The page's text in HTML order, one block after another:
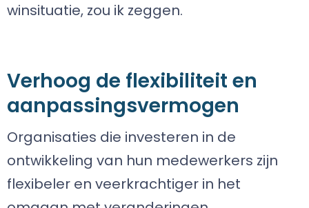
winsituatie, zou ik zeggen.
Verhoog de flexibiliteit en
aanpassingsvermogen
Organisaties die investeren in de
ontwikkeling van hun medewerkers zijn
flexibeler en veerkrachtiger in het